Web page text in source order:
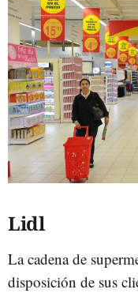
Lidl
La cadena de
disposición de sus